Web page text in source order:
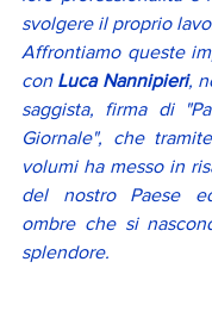
svolgere il proprio
Affrontiamo queste
con Luca Nannipieri,
saggista, firma di
Giornale", che
volumi ha messo in
del nostro Paese
ombre che si
splendore.